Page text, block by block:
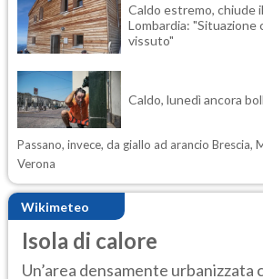
Caldo estremo, chiude
Lombardia: "Situazione
vissuto"
Caldo, lunedì ancora
Passano, invece, da giallo ad arancio Brescia,
Verona
Wikimeteo
Isola di calore
Un’area densamente urbanizzata